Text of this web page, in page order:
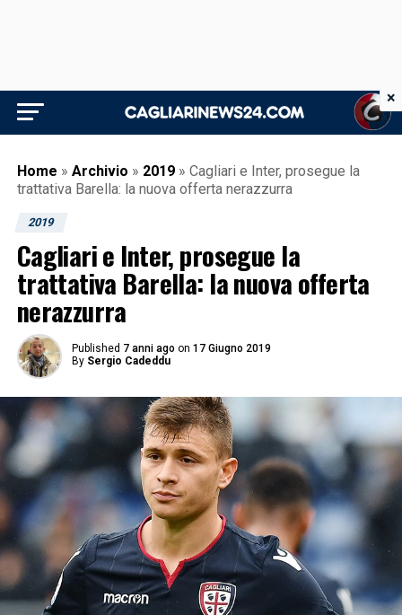
Home » Archivio » 2019 » Cagliari e Inter, prosegue la
trattativa Barella: la nuova offerta nerazzurra
2019
Cagliari e Inter, prosegue la
trattativa Barella: la nuova offerta
nerazzurra
Published 7 anni ago on 17 Giugno 2019
By Sergio Cadeddu
×